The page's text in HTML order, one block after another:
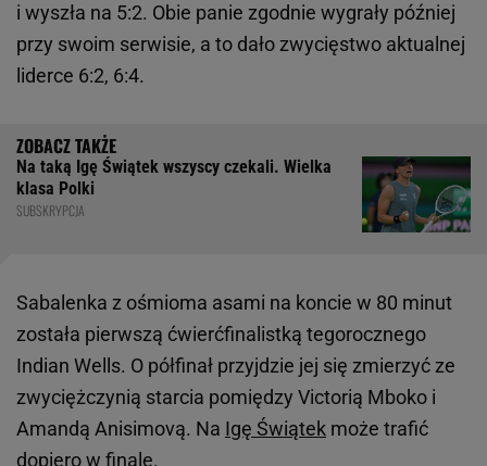
i wyszła na 5:2. Obie panie zgodnie wygrały później
przy swoim serwisie, a to dało zwycięstwo aktualnej
liderce 6:2, 6:4.
Na taką Igę Świątek wszyscy czekali. Wielka
klasa Polki
SUBSKRYPCJA
Sabalenka z ośmioma asami na koncie w 80 minut
została pierwszą ćwierćfinalistką tegorocznego
Indian Wells. O półfinał przyjdzie jej się zmierzyć ze
zwyciężczynią starcia pomiędzy Victorią Mboko i
Amandą Anisimovą. Na Igę Świątek może trafić
dopiero w finale.